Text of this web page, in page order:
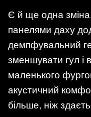
Є й ще одна
панелями даху
демпфувальний
зменшувати гул і
маленького
акустичний
більше, ніж